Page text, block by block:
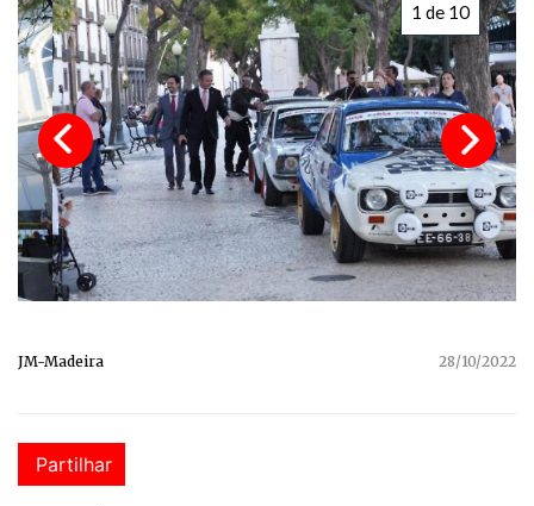
1 de 10
JM-Madeira 28/10/2022
Partilhar